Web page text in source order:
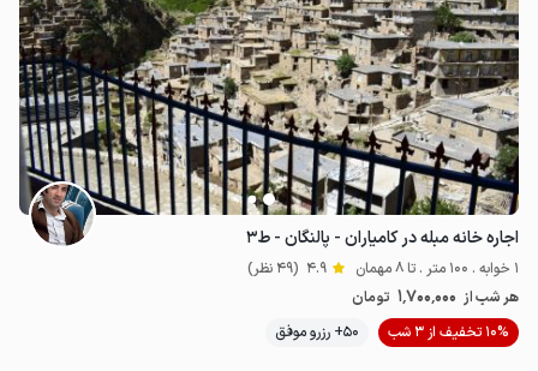
اجاره خانه مبله در کامیاران - پالنگان - ط۳
1 خوابه . 100 متر . تا 8 مهمان 4.9 (49 نظر)
هر شب از 1٬700٬000 تومان
10% تخفیف از 3 شب
50+ رزرو موفق